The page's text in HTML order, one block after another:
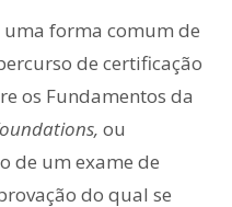
uma forma comum de
de certificação
os Fundamentos da
ou
de um exame de
do qual se